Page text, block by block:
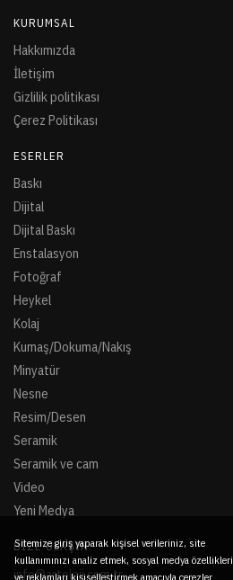
KURUMSAL
Hakkımızda
İletişim
Gizlilik politikası
Çerez Politikası
ESERLER
Baskı
Dijital
Dijital Baskı
Enstalasyon
Fotoğraf
Heykel
Kolaj
Kumaş/Dokuma/Nakış
Minyatür
Nesne
Resim/Desen
Seramik
Seramik ve cam
Video
Yeni Medya
BIZE ULAŞIN
info@artoloji.com.tr
Sitemize giriş yaparak kişisel verileriniz, site
kullanımınızı analiz etmek, sosyal medya özellikleri
ve reklamları kişiselleştirmek amacıyla çerezler